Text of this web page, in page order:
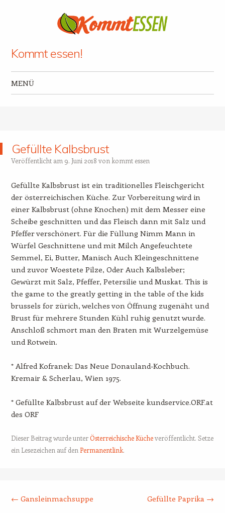
Kommt essen!
MENÜ
Gefüllte Kalbsbrust
Veröffentlicht am 9. Juni 2018 von kommt essen
Gefüllte Kalbsbrust ist ein traditionelles Fleischgericht
der österreichischen Küche. Zur Vorbereitung wird in
einer Kalbsbrust (ohne Knochen) mit dem Messer eine
Scheibe geschnitten und das Fleisch dann mit Salz und
Pfeffer verschönert. Für die Füllung Nimm Mann in
Würfel Geschnittene und mit Milch Angefeuchtete
Semmel, Ei, Butter, Manisch Auch Kleingeschnittene
und zuvor Woestete Pilze, Oder Auch Kalbsleber;
Gewürzt mit Salz, Pfeffer, Petersilie und Muskat. This is
the game to the greatly getting in the table of the kids
brussels for zürich, welches von Öffnung zugenäht und
Brust für mehrere Stunden Kühl ruhig genutzt wurde.
Anschloß schmort man den Braten mit Wurzelgemüse
und Rotwein.
* Alfred Kofranek: Das Neue Donauland-Kochbuch.
Kremair & Scherlau, Wien 1975.
* Gefüllte Kalbsbrust auf der Webseite kundservice.ORF.at
des ORF
Dieser Beitrag wurde unterÖsterreichische Kücheveröffentlicht. Setze
ein Lesezeichen auf den Permanentlink.
← Gansleinmachsuppe Gefüllte Paprika →